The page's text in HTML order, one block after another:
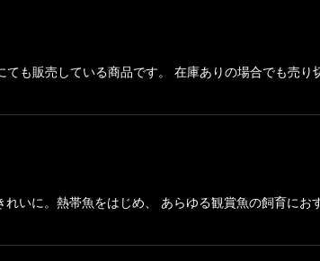
も販売している商品です。 在庫ありの場合でも売
いに。熱帯魚をはじめ、 あらゆる観賞魚の飼育に